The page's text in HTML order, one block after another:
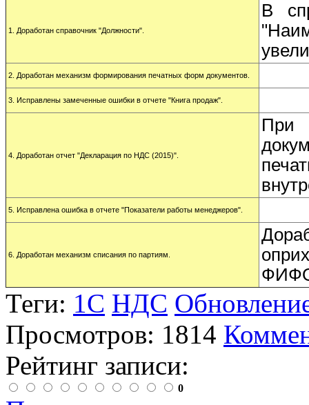
1. Доработан справочник "Должности".
В
2. Доработан механизм формирования печатных форм документов.
3. Исправлены замеченные ошибки в отчете "Книга продаж".
4. Доработан отчет "Декларация по НДС (2015)".
При
5. Исправлена ошибка в отчете "Показатели работы менеджеров".
6. Доработан механизм списания по партиям.
ФИФО
Теги: 1С НДС
Просмотров: 1814
Рейтинг записи:
0